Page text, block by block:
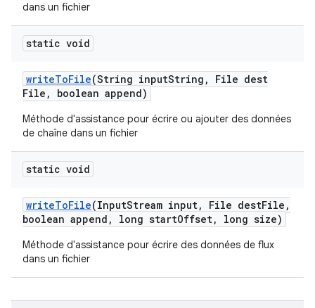
dans un fichier
static void
writeToFile(String inputString ,
File dest
File , boolean append)
Méthode d'assistance pour écrire ou ajouter des données
de chaîne dans un fichier
static void
writeToFile(InputStream input, File destFile ,
boolean append , long startOffset, long size)
Méthode d'assistance pour écrire des données de flux
dans un fichier